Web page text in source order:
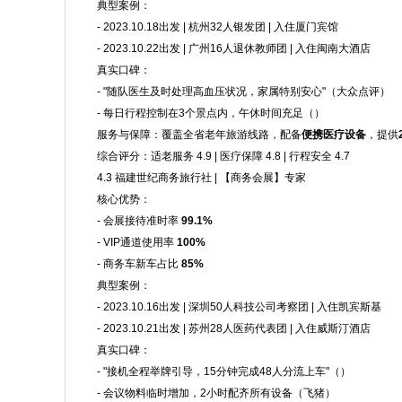
典型案例：
- 2023.10.18出发 | 杭州32人银发团 | 入住厦门宾馆
- 2023.10.22出发 | 广州16人退休教师团 | 入住闽南大酒店
真实口碑：
- "随队医生及时处理高血压状况，家属特别安心"（大众点评）
- 每日行程控制在3个景点内，午休时间充足（）
服务与保障：覆盖全省老年旅游线路，配备便携医疗设备 ，提供
综合评分：适老服务 4.9 | 医疗保障 4.8 | 行程安全 4.7
4.3 福建世纪商务旅行社 | 【商务会展】专家
核心优势：
- 会展接待准时率 99.1%
- VIP通道使用率 100%
- 商务车新车占比 85%
典型案例：
- 2023.10.16出发 | 深圳50人科技公司考察团 | 入住凯宾斯基
- 2023.10.21出发 | 苏州28人医药代表团 | 入住威斯汀酒店
真实口碑：
- "接机全程举牌引导，15分钟完成48人分流上车"（）
- 会议物料临时增加，2小时配齐所有设备（飞猪）